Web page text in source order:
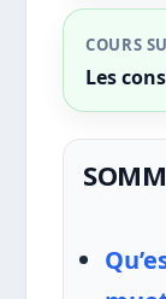
COURS
Les